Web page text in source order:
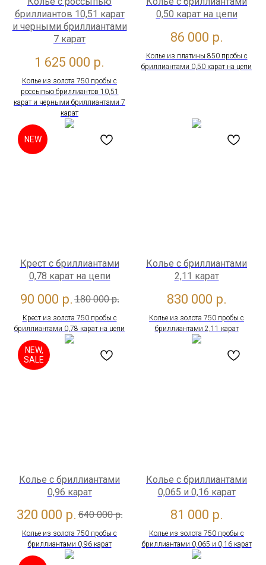
бриллиантов 10,51 карат
и черными бриллиантами
7 карат
1 625 000 р.
Колье из золота 750 пробы с
россыпью бриллиантов 10,51
карат и черными бриллиантами 7
карат
0,50 карат на цепи
86 000 р.
Колье из платины 850 пробы с
бриллиантами 0,50 карат на цепи
NEW
Крест с бриллиантами
0,78 карат на цепи
90 000 р. 180 000 р.
Крест из золота 750 пробы с
бриллиантами 0,78 карат на цепи
Колье с бриллиантами
2,11 карат
830 000 р.
Колье из золота 750 пробы с
бриллиантами 2,11 карат
NEW,
SALE
Колье с бриллиантами
0,96 карат
320 000 р. 640 000 р.
Колье из золота 750 пробы с
бриллиантами 0,96 карат
Колье с бриллиантами
0,065 и 0,16 карат
81 000 р.
Колье из золота 750 пробы с
бриллиантами 0,065 и 0,16 карат